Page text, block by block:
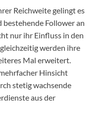
Reichweite gelingt es
bestehende Follower an
nur ihr Einfluss in den
werden ihre
Mal erweitert.
Hinsicht
stetig wachsende
aus der